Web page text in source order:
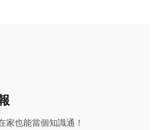
家也能當個知識通！